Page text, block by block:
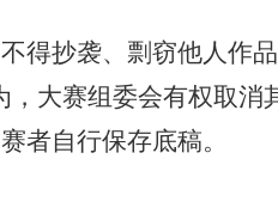
得抄袭、剽窃他人作
大赛组委会有权取
者自行保存底稿。